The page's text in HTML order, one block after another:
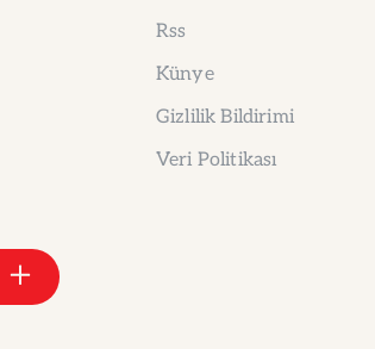
Rss
Künye
Gizlilik Bildirimi
Veri Politikası